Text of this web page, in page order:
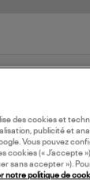
des cookies et
publicité et
Vous pouvez
cookies (« J’accepte
sans accepter »).
notre politique de